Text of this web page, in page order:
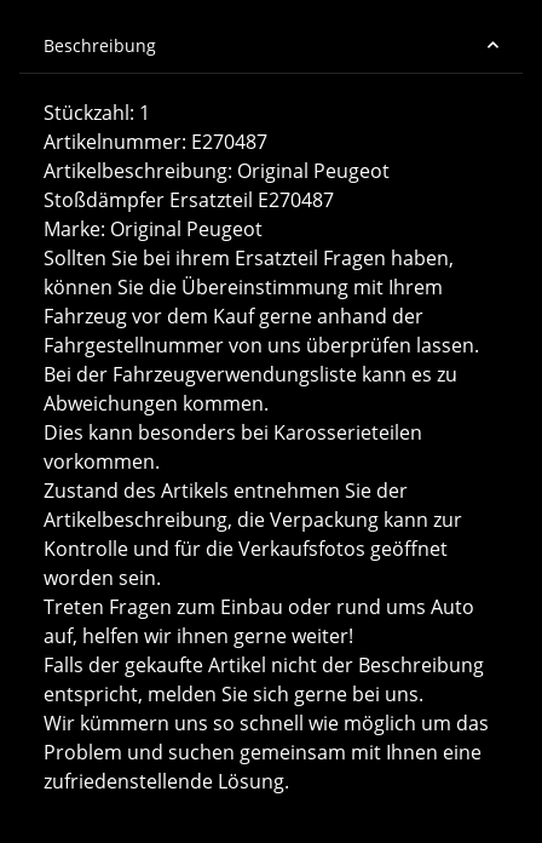
Beschreibung
Stückzahl: 1
Artikelnummer: E270487
Artikelbeschreibung: Original Peugeot
Stoßdämpfer Ersatzteil E270487
Marke: Original Peugeot
Sollten Sie bei ihrem Ersatzteil Fragen haben,
können Sie die Übereinstimmung mit Ihrem
Fahrzeug vor dem Kauf gerne anhand der
Fahrgestellnummer von uns überprüfen lassen.
Bei der Fahrzeugverwendungsliste kann es zu
Abweichungen kommen.
Dies kann besonders bei Karosserieteilen
vorkommen.
Zustand des Artikels entnehmen Sie der
Artikelbeschreibung, die Verpackung kann zur
Kontrolle und für die Verkaufsfotos geöffnet
worden sein.
Treten Fragen zum Einbau oder rund ums Auto
auf, helfen wir ihnen gerne weiter!
Falls der gekaufte Artikel nicht der Beschreibung
entspricht, melden Sie sich gerne bei uns.
Wir kümmern uns so schnell wie möglich um das
Problem und suchen gemeinsam mit Ihnen eine
zufriedenstellende Lösung.